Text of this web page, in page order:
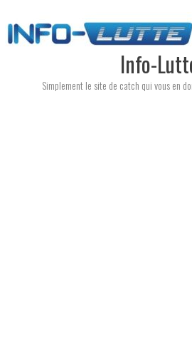
to
content
Info-
Simplement le site de catch qui vous en